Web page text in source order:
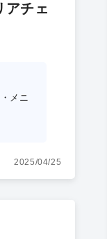
アチェ
メニ
2025/04/25